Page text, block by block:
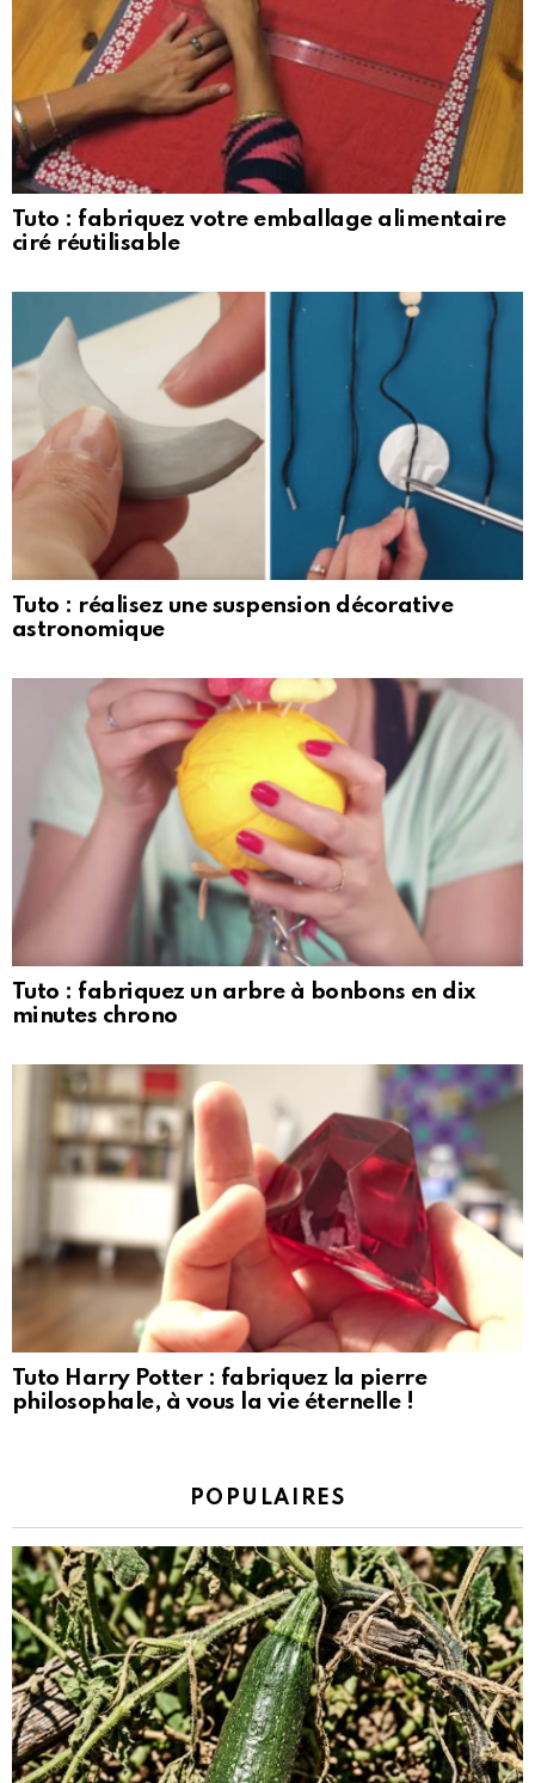
Tuto : fabriquez votre emballage alimentaire
ciré réutilisable
Tuto : réalisez une suspension décorative
astronomique
Tuto : fabriquez un arbre à bonbons en dix
minutes chrono
Tuto Harry Potter : fabriquez la pierre
philosophale, à vous la vie éternelle !
POPULAIRES